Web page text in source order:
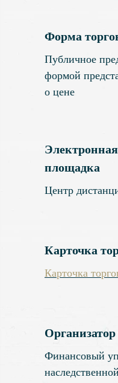
Форма
Публичное
формой
о цене
площадка
Центр
Карточка
Карточка
Организатор
Финансовый